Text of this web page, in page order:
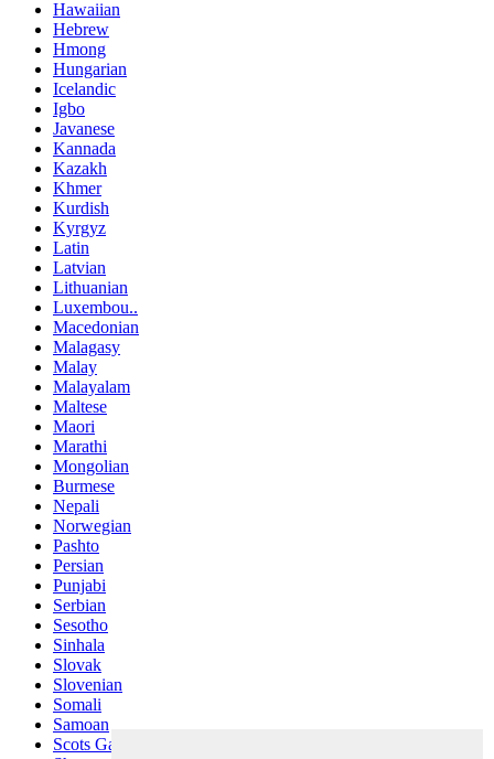
Hawaiian
Hebrew
Hmong
Hungarian
Icelandic
Igbo
Javanese
Kannada
Kazakh
Khmer
Kurdish
Kyrgyz
Latin
Latvian
Lithuanian
Luxembou..
Macedonian
Malagasy
Malay
Malayalam
Maltese
Maori
Marathi
Mongolian
Burmese
Nepali
Norwegian
Pashto
Persian
Punjabi
Serbian
Sesotho
Sinhala
Slovak
Slovenian
Somali
Samoan
Scots Gaelic